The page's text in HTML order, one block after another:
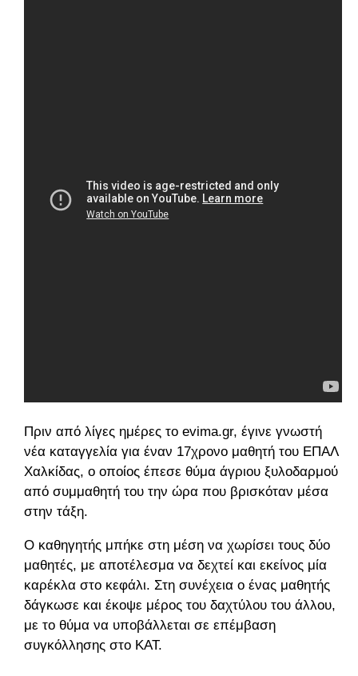
Πριν από λίγες ημέρες το evima.gr, έγινε γνωστή
νέα καταγγελία για έναν 17χρονο μαθητή του ΕΠΑΛ
Χαλκίδας, ο οποίος έπεσε θύμα άγριου ξυλοδαρμού
από συμμαθητή του την ώρα που βρισκόταν μέσα
στην τάξη.
Ο καθηγητής μπήκε στη μέση να χωρίσει τους δύο
μαθητές, με αποτέλεσμα να δεχτεί και εκείνος μία
καρέκλα στο κεφάλι. Στη συνέχεια ο ένας μαθητής
δάγκωσε και έκοψε μέρος του δαχτύλου του άλλου,
με το θύμα να υποβάλλεται σε επέμβαση
συγκόλλησης στο ΚΑΤ.